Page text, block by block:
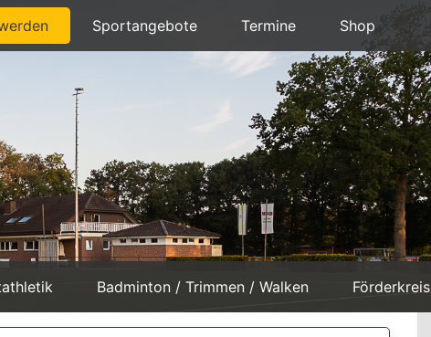
Sportangebote Termine Shop
Badminton / Trimmen / Walken Förderkreis